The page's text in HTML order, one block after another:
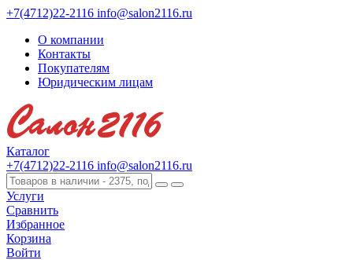
+7(4712)22-2116 info@salon2116.ru
О компании
Контакты
Покупателям
Юридическим лицам
Каталог
+7(4712)22-2116 info@salon2116.ru
Услуги
Сравнить
Избранное
Корзина
Войти